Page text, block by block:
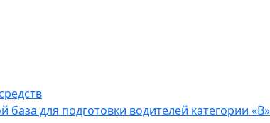
для подготовки водителей категории